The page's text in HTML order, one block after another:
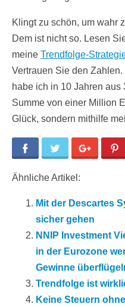
Klingt zu schön, um wahr
Dem ist nicht so. Lesen
meine Trendfolge-
Vertrauen Sie den
habe ich in 10 Jahren
Summe von einer Million
Glück, sondern mithilfe
Facebook Twitter Google+
Ähnliche Artikel:
Mit der Descartes
sicher gehen
NNIP Investment
in der Eurozone
Gewinne
Trendfolge ist
Keine Steuern